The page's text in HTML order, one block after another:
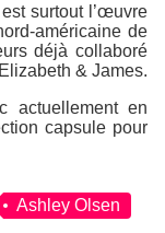
surtout l’œuvre
américaine de
déjà collaboré
Elizabeth & James.
actuellement en
capsule pour
Ashley Olsen